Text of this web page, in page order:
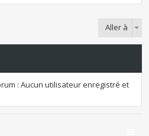
Aller à
: Aucun utilisateur enregistré et